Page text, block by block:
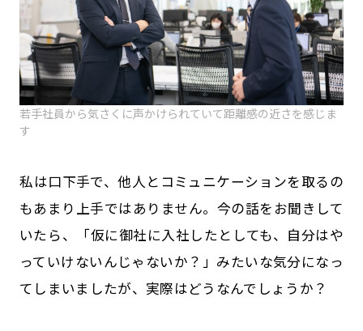
若手社員から気さくに声かけられていて距離感の近さを感じま
す
――私は口下手で、他人とコミュニケーションを取るの
もあまり上手ではありません。今の話をお聞きして
いたら、「仮に御社に入社したとしても、自分はや
っていけないんじゃないか？」みたいな気分になっ
てしまいましたが、実際はどうなんでしょうか？